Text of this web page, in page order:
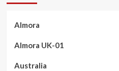
Almora
Almora UK-01
Australia